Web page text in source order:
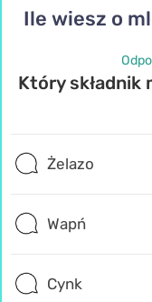
Ile wiesz o
Który
Żelazo
Wapń
Cynk